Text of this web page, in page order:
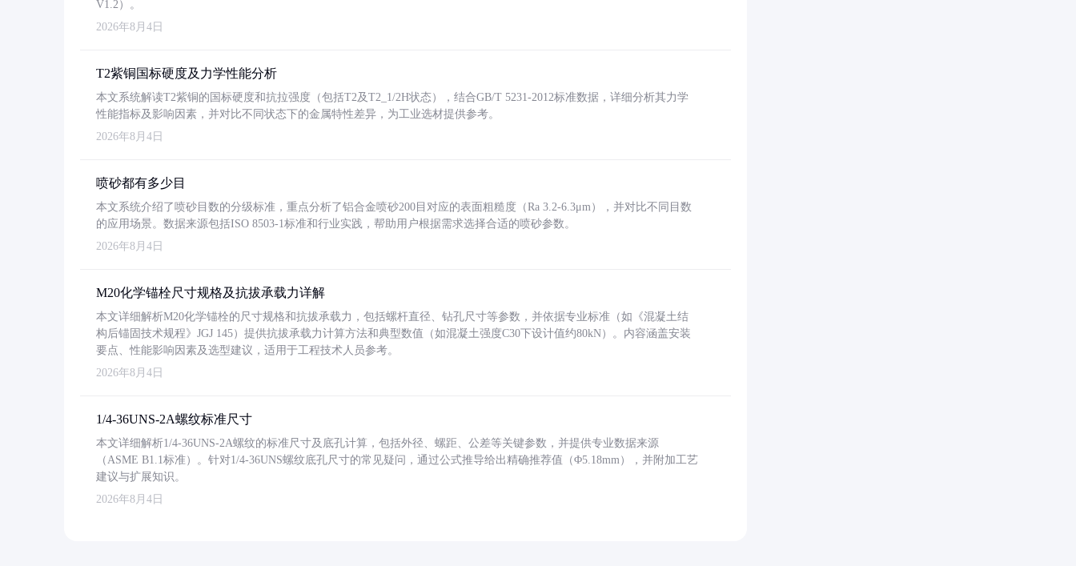
V1.2）。
2026年8月4日
T2紫铜国标硬度及力学性能分析
本文系统解读T2紫铜的国标硬度和抗拉强度（包括T2及T2_1/2H状态），结合GB/T 5231-2012标准数据，详细分析其力学
性能指标及影响因素，并对比不同状态下的金属特性差异，为工业选材提供参考。
2026年8月4日
喷砂都有多少目
本文系统介绍了喷砂目数的分级标准，重点分析了铝合金喷砂200目对应的表面粗糙度（Ra 3.2-6.3μm），并对比不同目数
的应用场景。数据来源包括ISO 8503-1标准和行业实践，帮助用户根据需求选择合适的喷砂参数。
2026年8月4日
M20化学锚栓尺寸规格及抗拔承载力详解
本文详细解析M20化学锚栓的尺寸规格和抗拔承载力，包括螺杆直径、钻孔尺寸等参数，并依据专业标准（如《混凝土结
构后锚固技术规程》JGJ 145）提供抗拔承载力计算方法和典型数值（如混凝土强度C30下设计值约80kN）。内容涵盖安装
要点、性能影响因素及选型建议，适用于工程技术人员参考。
2026年8月4日
1/4-36UNS-2A螺纹标准尺寸
本文详细解析1/4-36UNS-2A螺纹的标准尺寸及底孔计算，包括外径、螺距、公差等关键参数，并提供专业数据来源
（ASME B1.1标准）。针对1/4-36UNS螺纹底孔尺寸的常见疑问，通过公式推导给出精确推荐值（Φ5.18mm），并附加工艺
建议与扩展知识。
2026年8月4日